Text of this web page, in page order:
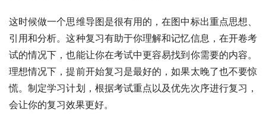
这时候做一个思维导图是很有用的，在图中标出重点思想、
引用和分析。这种复习有助于你理解和记忆信息，在开卷考
试的情况下，也能让你在考试中更容易找到你需要的内容。
理想情况下，提前开始复习是最好的，如果太晚了也不要惊
慌。制定学习计划，根据考试重点以及优先次序进行复习，
会让你的复习效果更好。